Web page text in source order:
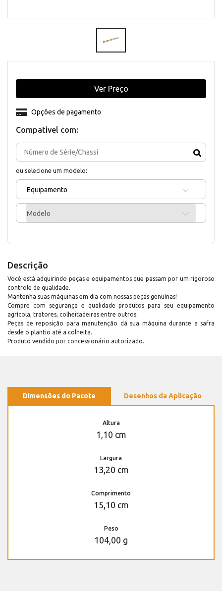
Compativel com:
ou selecione um modelo:
Equipamento
Modelo
Opções de pagamento
Ver Preço
Descrição
Você está adquirindo peças e equipamentos que passam por um rigoroso
controle de qualidade.
Mantenha suas máquinas em dia com nossas peças genuínas!
Compre com segurança e qualidade produtos para seu equipamento
agrícola, tratores, colheitadeiras entre outros.
Peças de reposição para manutenção dá sua máquina durante a safra
desde o plantio até a colheita.
Produto vendido por concessionário autorizado.
Dimensões do Pacote Desenhos da Aplicação
Altura
1,10 cm
Largura
13,20 cm
Comprimento
15,10 cm
Peso
104,00 g